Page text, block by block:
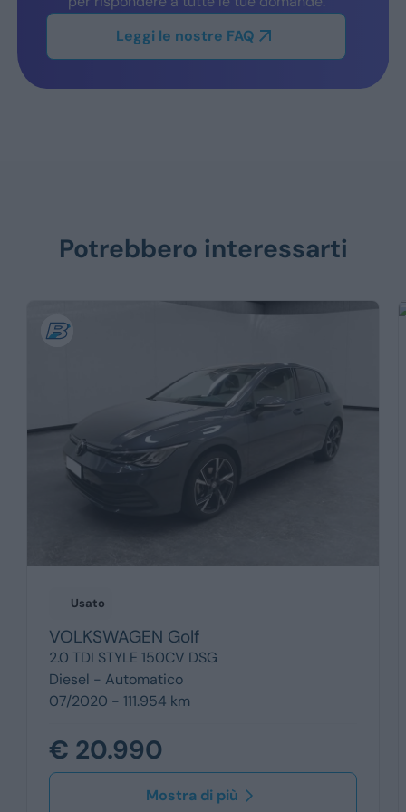
Leggi le nostre FAQ
Potrebbero interessarti
Usato
VOLKSWAGEN Golf
2.0 TDI STYLE 150CV DSG
Diesel - Automatico
07/2020 - 111.954 km
€ 20.990
Mostra di più